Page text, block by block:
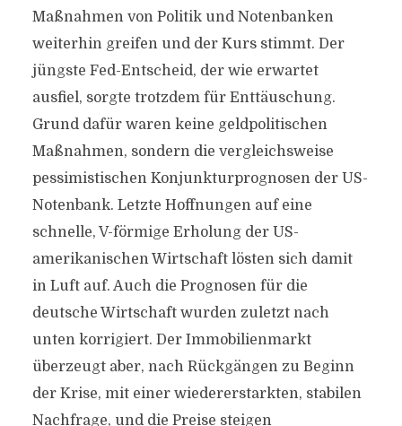
Maßnahmen von Politik und Notenbanken
weiterhin greifen und der Kurs stimmt. Der
jüngste Fed-Entscheid, der wie erwartet
ausfiel, sorgte trotzdem für Enttäuschung.
Grund dafür waren keine geldpolitischen
Maßnahmen, sondern die vergleichsweise
pessimistischen Konjunkturprognosen der US-
Notenbank. Letzte Hoffnungen auf eine
schnelle, V-förmige Erholung der US-
amerikanischen Wirtschaft lösten sich damit
in Luft auf. Auch die Prognosen für die
deutsche Wirtschaft wurden zuletzt nach
unten korrigiert. Der Immobilienmarkt
überzeugt aber, nach Rückgängen zu Beginn
der Krise, mit einer wiedererstarkten, stabilen
Nachfrage, und die Preise steigen